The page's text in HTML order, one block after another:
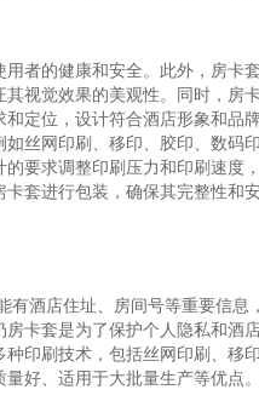
者的健康和安全。此外，房
视觉效果的美观性。同时，
定位，设计符合酒店形象和
丝网印刷、移印、胶印、数
要求调整印刷压力和印刷速
套进行包装，确保其完整性和
有酒店住址、房间号等重要信
卡套是为了保护个人隐私和
印刷技术，包括丝网印刷、
好、适用于大批量生产等优